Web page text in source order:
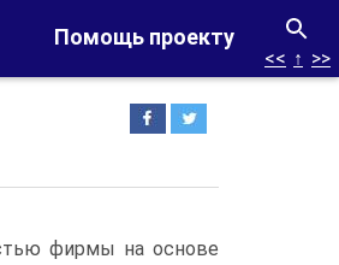
Помощь проекту
<< ↑ >>
фирмы на основе